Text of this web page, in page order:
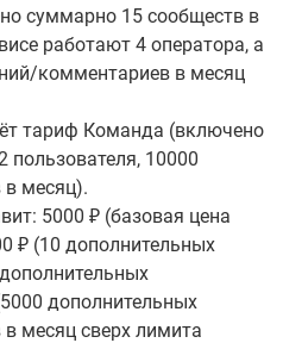
суммарно 15 сообществ в
работают 4 оператора, а
комментариев в месяц
тариф Команда (включено
пользователя, 10000
месяц).
5000 ₽ (базовая цена
₽ (10 дополнительных
дополнительных
месяц сверх лимита